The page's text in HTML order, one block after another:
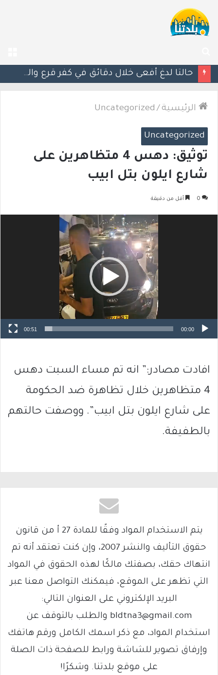
عن
مصرع الفتى محمد جمعة القرناوي (17 عامًا) في حادث سير مروّع في عرعرة النقب
الرئيسية /
Uncategorized
Uncategorized
توثيق: دهس 4 متظاهرين على
شارع ايلون بتل ابيب
0 أقل من دقيقة
00:00
00:51
افادت مصادر:” انه تم مساء السبت دهس
4 متظاهرين خلال تظاهرة ضد الحكومة
على شارع ايلون بتل ابيب”. ووصفت حالتهم
بالطفيفة.
يتم الاستخدام المواد وفقًا للمادة 27 أ من قانون
حقوق التأليف والنشر 2007، وإن كنت تعتقد أنه تم
انتهاك حقك، بصفتك مالكًا لهذه الحقوق في المواد
التي تظهر على الموقع، فيمكنك التواصل معنا عبر
البريد الإلكتروني على العنوان التالي:
bldtna3@gmail.com والطلب بالتوقف عن
استخدام المواد، مع ذكر اسمك الكامل ورقم هاتفك
وإرفاق تصوير للشاشة ورابط للصفحة ذات الصلة
على موقع بلدتنا. وشكرًا!